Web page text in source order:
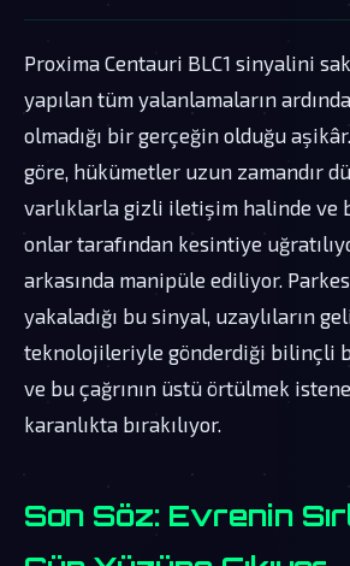
Proxima Centauri BLC1 sinyalini
yapılan tüm yalanlamaların
olmadığı bir gerçeğin olduğu
göre, hükümetler uzun zamandır
varlıklarla gizli iletişim halinde ve
onlar tarafından kesintiye
arkasında manipüle ediliyor.
yakaladığı bu sinyal, uzaylıların
teknolojileriyle gönderdiği bilinçli
ve bu çağrının üstü örtülmek
karanlıkta bırakılıyor.
Son Söz: Evrenin